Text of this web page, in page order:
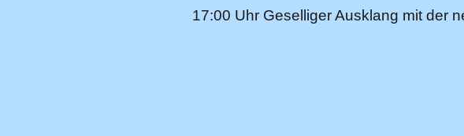
17:00 Uhr Geselliger Ausklang mit der